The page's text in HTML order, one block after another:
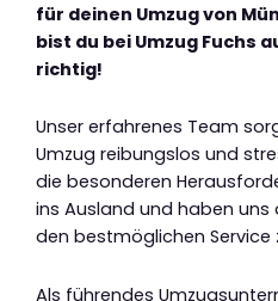
für deinen Umzug von
bist du bei Umzug Fuchs
richtig!
Unser erfahrenes Team
Umzug reibungslos und
die besonderen
ins Ausland und haben
den bestmöglichen Service
Als führendes